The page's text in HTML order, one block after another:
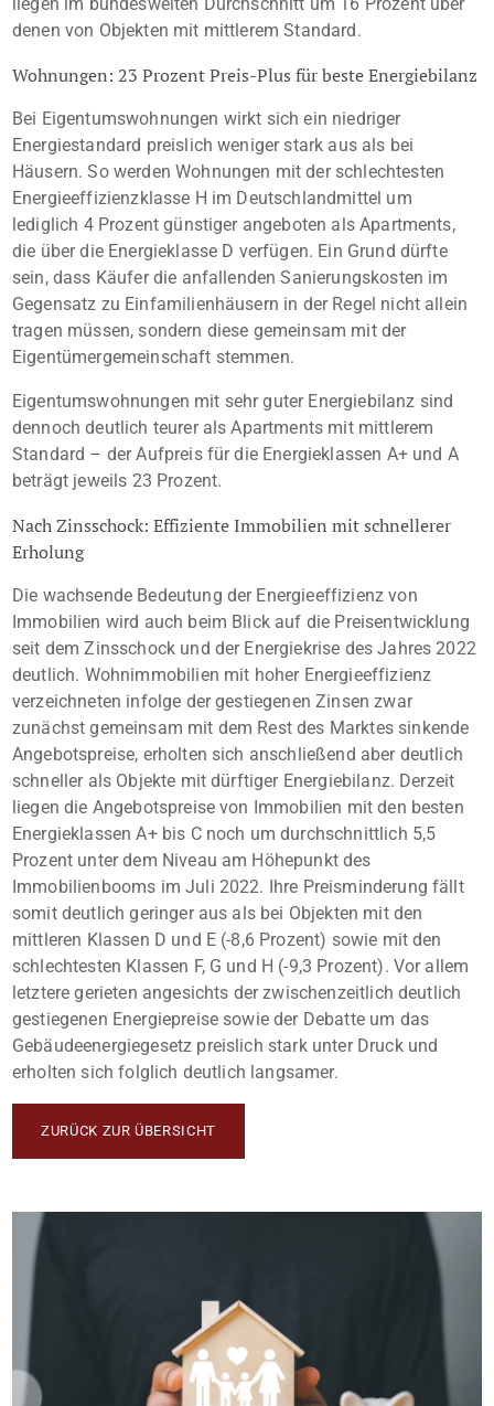
denen von Objekten mit mittlerem Standard.
Wohnungen: 23 Prozent Preis-Plus für beste Energiebilanz
Bei Eigentumswohnungen wirkt sich ein niedriger
Energiestandard preislich weniger stark aus als bei
Häusern. So werden Wohnungen mit der schlechtesten
Energieeffizienzklasse H im Deutschlandmittel um
lediglich 4 Prozent günstiger angeboten als Apartments,
die über die Energieklasse D verfügen. Ein Grund dürfte
sein, dass Käufer die anfallenden Sanierungskosten im
Gegensatz zu Einfamilienhäusern in der Regel nicht allein
tragen müssen, sondern diese gemeinsam mit der
Eigentümergemeinschaft stemmen.
Eigentumswohnungen mit sehr guter Energiebilanz sind
dennoch deutlich teurer als Apartments mit mittlerem
Standard – der Aufpreis für die Energieklassen A+ und A
beträgt jeweils 23 Prozent.
Nach Zinsschock: Effiziente Immobilien mit schnellerer
Erholung
Die wachsende Bedeutung der Energieeffizienz von
Immobilien wird auch beim Blick auf die Preisentwicklung
seit dem Zinsschock und der Energiekrise des Jahres 2022
deutlich. Wohnimmobilien mit hoher Energieeffizienz
verzeichneten infolge der gestiegenen Zinsen zwar
zunächst gemeinsam mit dem Rest des Marktes sinkende
Angebotspreise, erholten sich anschließend aber deutlich
schneller als Objekte mit dürftiger Energiebilanz. Derzeit
liegen die Angebotspreise von Immobilien mit den besten
Energieklassen A+ bis C noch um durchschnittlich 5,5
Prozent unter dem Niveau am Höhepunkt des
Immobilienbooms im Juli 2022. Ihre Preisminderung fällt
somit deutlich geringer aus als bei Objekten mit den
mittleren Klassen D und E (-8,6 Prozent) sowie mit den
schlechtesten Klassen F, G und H (-9,3 Prozent). Vor allem
letztere gerieten angesichts der zwischenzeitlich deutlich
gestiegenen Energiepreise sowie der Debatte um das
Gebäudeenergiegesetz preislich stark unter Druck und
erholten sich folglich deutlich langsamer.
ZURÜCK ZUR ÜBERSICHT